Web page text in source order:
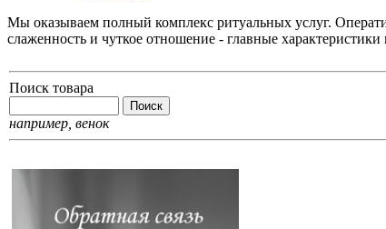
Мы оказываем полный комплекс ритуальных услуг.
слаженность и чуткое отношение - главные
Поиск товара
например, венок